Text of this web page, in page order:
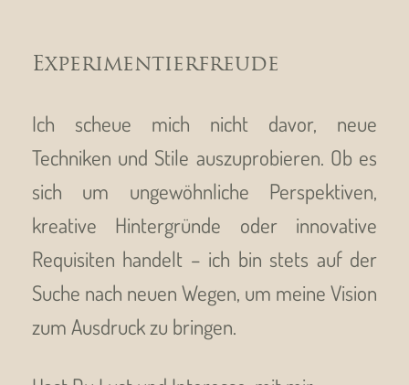
Experimentierfreude
Ich scheue mich nicht davor, neue
Techniken und Stile auszuprobieren. Ob es
sich um ungewöhnliche Perspektiven,
kreative Hintergründe oder innovative
Requisiten handelt – ich bin stets auf der
Suche nach neuen Wegen, um meine Vision
zum Ausdruck zu bringen.